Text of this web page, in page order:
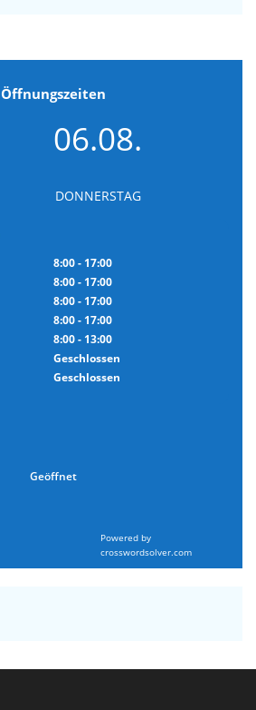
Öffnungszeiten
06.08.
DONNERSTAG
8:00 - 17:00
8:00 - 17:00
8:00 - 17:00
8:00 - 17:00
8:00 - 13:00
Geschlossen
Geschlossen
Geöffnet
Powered by
crosswordsolver.com